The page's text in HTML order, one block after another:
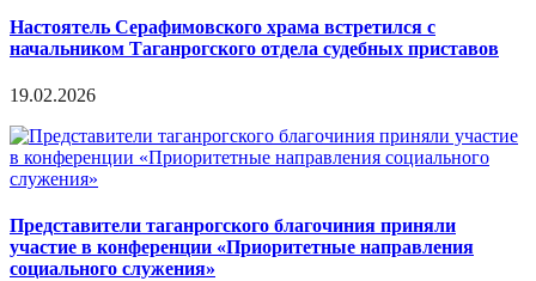
Настоятель Серафимовского храма встретился с
начальником Таганрогского отдела судебных приставов
19.02.2026
Представители таганрогского благочиния приняли
участие в конференции «Приоритетные направления
социального служения»